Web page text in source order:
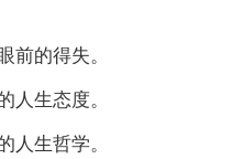
前的得失。
人生态度。
人生哲学。